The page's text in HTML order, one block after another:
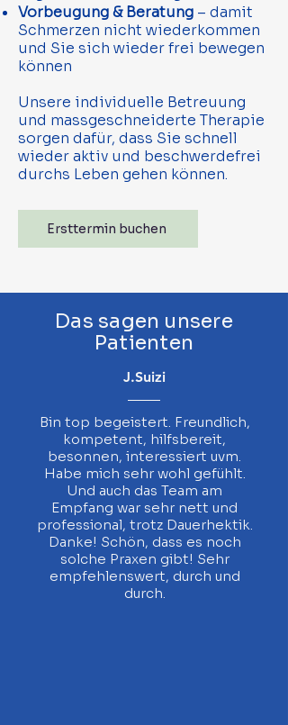
Vorbeugung & Beratung – damit
Schmerzen nicht wiederkommen
und Sie sich wieder frei bewegen
können
Unsere individuelle Betreuung
und massgeschneiderte Therapie
sorgen dafür, dass Sie schnell
wieder aktiv und beschwerdefrei
durchs Leben gehen können.
Ersttermin buchen
Das sagen unsere
Patienten
J.Suizi
Bin top begeistert. Freundlich,
kompetent, hilfsbereit,
besonnen, interessiert uvm.
Habe mich sehr wohl gefühlt.
Und auch das Team am
Empfang war sehr nett und
professional, trotz Dauerhektik.
Danke! Schön, dass es noch
solche Praxen gibt! Sehr
empfehlenswert, durch und
durch.